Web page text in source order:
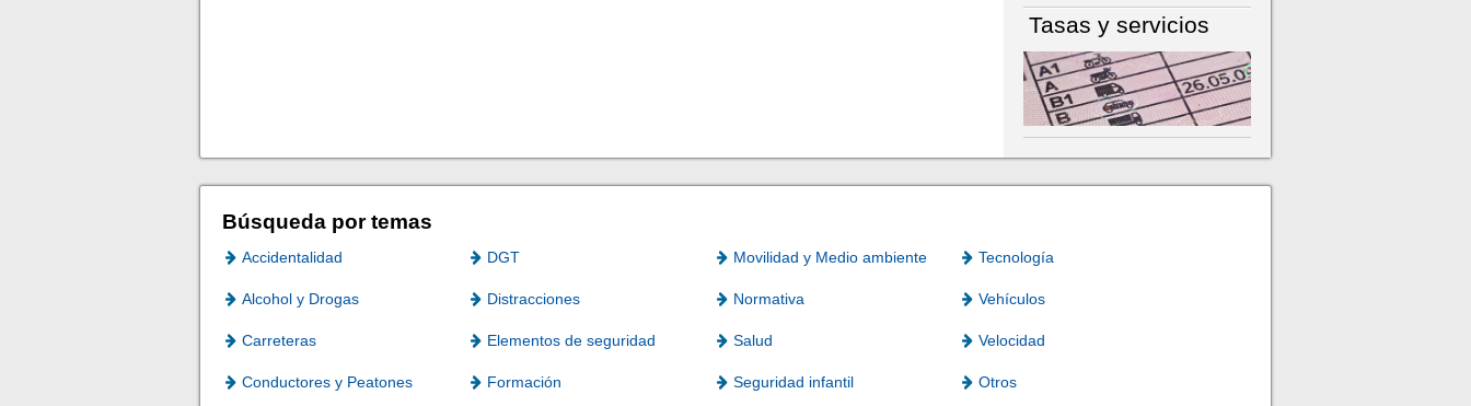
Tasas y servicios
Búsqueda por temas
Accidentalidad DGT Movilidad y Medio ambiente Tecnología
Alcohol y Drogas Distracciones Normativa Vehículos
Carreteras Elementos de seguridad Salud Velocidad
Conductores y Peatones Formación Seguridad infantil Otros